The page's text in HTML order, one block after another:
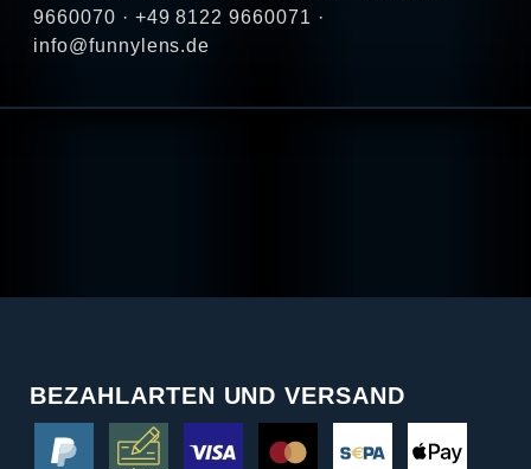
9660070 · +49 8122 9660071 ·
info@funnylens.de
BEZAHLARTEN UND VERSAND